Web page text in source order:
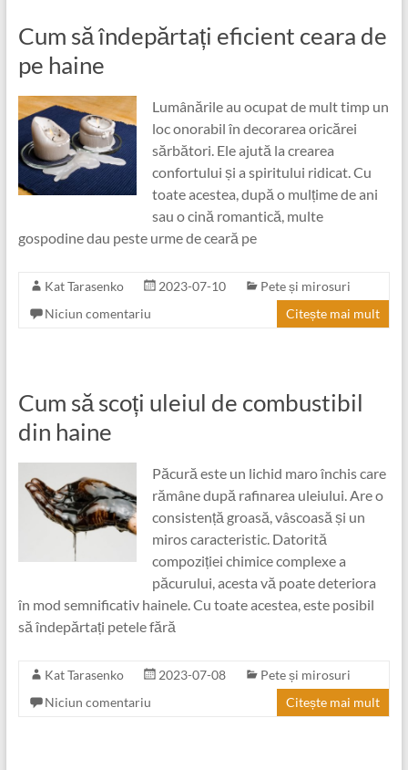
Cum să îndepărtați eficient ceara de
pe haine
Lumânările au ocupat de mult timp un
loc onorabil în decorarea oricărei
sărbători. Ele ajută la crearea
confortului și a spiritului ridicat. Cu
toate acestea, după o mulțime de ani
sau o cină romantică, multe
gospodine dau peste urme de ceară pe
Kat Tarasenko 2023-07-10
Pete și mirosuri
Niciun comentariu
Citește mai mult
Cum să scoți uleiul de combustibil
din haine
Păcură este un lichid maro închis care
rămâne după rafinarea uleiului. Are o
consistență groasă, vâscoasă și un
miros caracteristic. Datorită
compoziției chimice complexe a
păcurului, acesta vă poate deteriora
în mod semnificativ hainele. Cu toate acestea, este posibil
să îndepărtați petele fără
Kat Tarasenko 2023-07-08
Pete și mirosuri
Niciun comentariu
Citește mai mult